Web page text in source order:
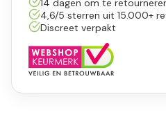
4,6/5 sterren uit 15.000+
Discreet verpakt